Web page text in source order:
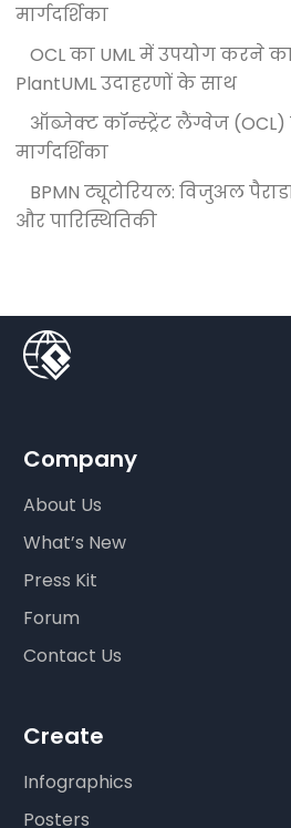
मार्गदर्शिका
OCL का UML में उपयोग करने का
PlantUML उदाहरणों के साथ
ऑब्जेक्ट कॉन्स्ट्रेंट लैंग्वेज
मार्गदर्शिका
BPMN ट्यूटोरियल: विजुअल
और पारिस्थितिकी
Company
About Us
What’s New
Press Kit
Forum
Contact Us
Create
Infographics
Posters